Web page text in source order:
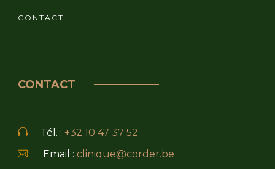
CONTACT
CONTACT
Tél. : +32 10 47 37 52
Email : clinique@corder.be